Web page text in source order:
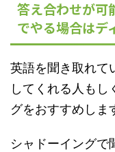
答え合わせが可
でやる場合はデ
英語を聞き取れて
してくれる人も
グをおすすめしま
シャドーイングで